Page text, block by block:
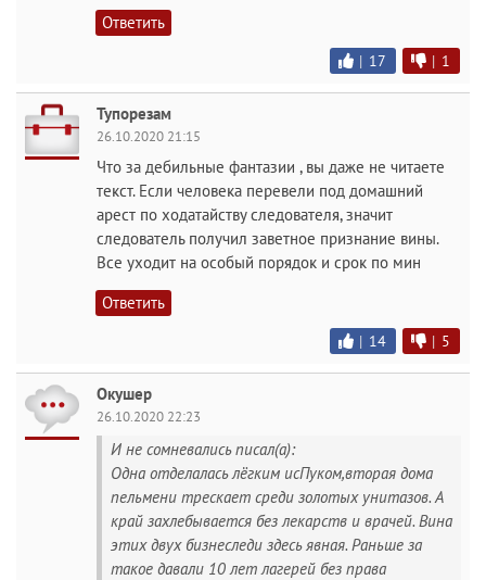
Ответить
| 17 | 1
Тупорезам
26.10.2020 21:15
Что за дебильные фантазии , вы даже не читаете
текст. Если человека перевели под домашний
арест по ходатайству следователя, значит
следователь получил заветное признание вины.
Все уходит на особый порядок и срок по мин
Ответить
| 14 | 5
Окушер
26.10.2020 22:23
И не сомневались писал(а):
Одна отделалась лёгким исПуком,вторая дома
пельмени трескает среди золотых унитазов. А
край захлебывается без лекарств и врачей. Вина
этих двух бизнеследи здесь явная. Раньше за
такое давали 10 лет лагерей без права